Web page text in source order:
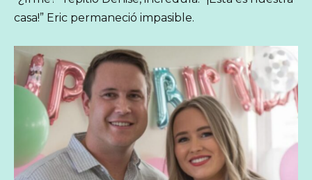
casa!” Eric permaneció impasible.